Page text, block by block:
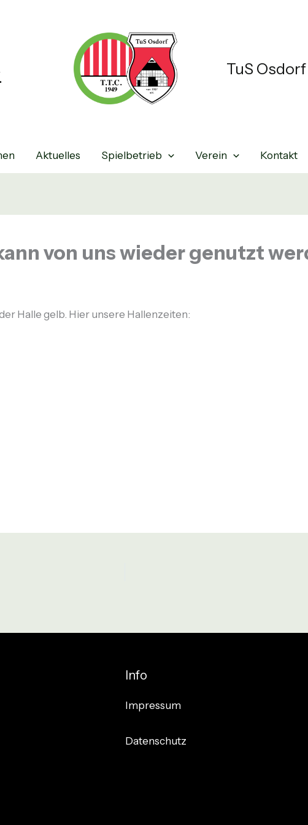
TuS Osdorf
Aktuelles Spielbetrieb Verein Kontakt
von uns wieder genutzt
Halle gelb. Hier unsere Hallenzeiten:
Info
Impressum
Datenschutz